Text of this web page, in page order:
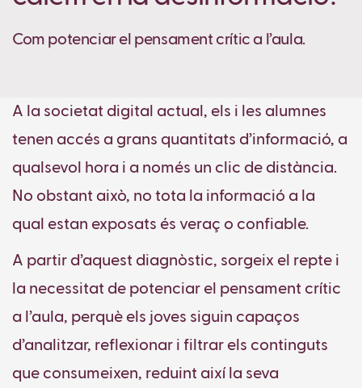
Com potenciar el pensament crític a l’aula.
A la societat digital actual, els i les alumnes
tenen accés a grans quantitats d’informació, a
qualsevol hora i a només un clic de distància.
No obstant això, no tota la informació a la
qual estan exposats és veraç o confiable.
A partir d’aquest diagnòstic, sorgeix el repte i
la necessitat de potenciar el pensament crític
a l’aula, perquè els joves siguin capaços
d’analitzar, reflexionar i filtrar els continguts
que consumeixen, reduint així la seva